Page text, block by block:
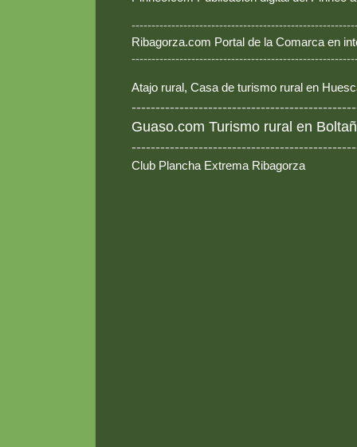
Ribagorza.com Portal de la Comarca en
Atajo rural, Casa de turismo rural en
Guaso.com Turismo rural en
Club Plancha Extrema Ribagorza